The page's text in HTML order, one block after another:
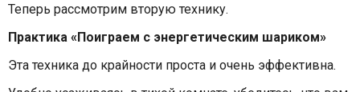
Теперь рассмотрим вторую технику.
Практика «Поиграем с энергетическим шариком»
Эта техника до крайности проста и очень эффективна.